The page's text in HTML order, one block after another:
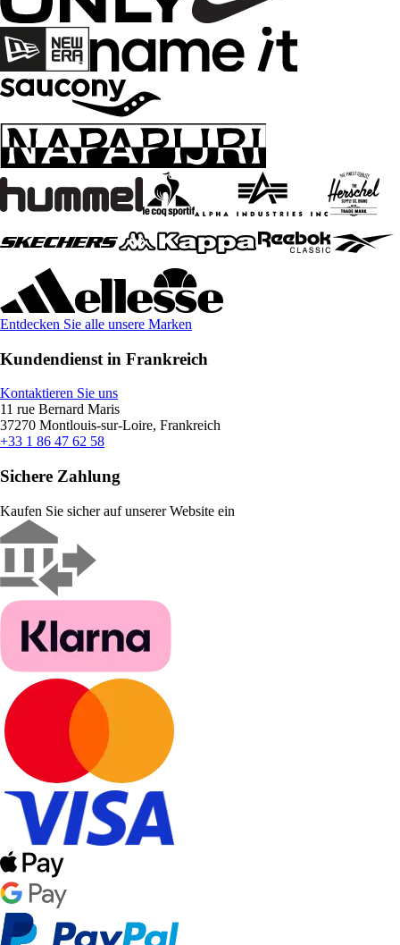
Entdecken Sie alle unsere Marken
Kundendienst in Frankreich
Kontaktieren Sie uns
11 rue Bernard Maris
37270 Montlouis-sur-Loire, Frankreich
+33 1 86 47 62 58
Sichere Zahlung
Kaufen Sie sicher auf unserer Website ein